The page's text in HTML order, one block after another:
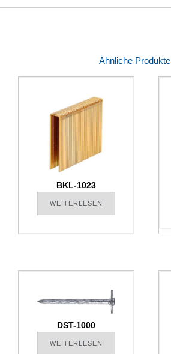
Ähnliche Produkte
BKL-1023
WEITERLESEN
DST-1000
WEITERLESEN